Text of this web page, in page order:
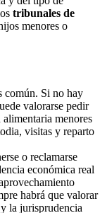
tribunales de
menores o
común. Si no hay
valorarse pedir
menores
visitas y reparto
o reclamarse
económica real
habrá que valorar
la jurisprudencia